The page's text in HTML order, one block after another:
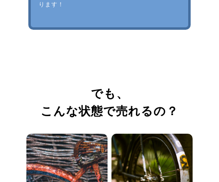
ります！
でも、
こんな状態で売れるの？